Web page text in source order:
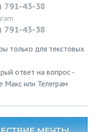
791-43-38
791-43-38
только для текстовых
ответ на вопрос -
Макс или Телеграм